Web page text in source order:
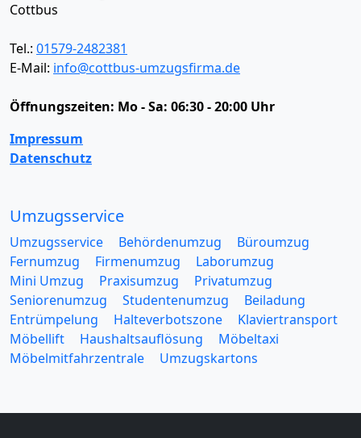
Cottbus
Tel.: 01579-2482381
E-Mail: info@cottbus-umzugsfirma.de
Öffnungszeiten: Mo - Sa: 06:30 - 20:00 Uhr
Impressum
Datenschutz
Umzugsservice
Umzugsservice Behördenumzug
Büroumzug
Fernumzug
Firmenumzug
Laborumzug
Mini Umzug
Praxisumzug
Privatumzug
Seniorenumzug
Studentenumzug
Beiladung
Entrümpelung
Halteverbotszone
Klaviertransport
Möbellift
Haushaltsauflösung
Möbeltaxi
Möbelmitfahrzentrale
Umzugskartons